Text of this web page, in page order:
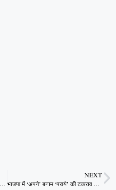
NEXT
भाजपा में ‘अपने’ बनाम ‘पराये’ की टकराव – क्या नेतृत्व समाधान खोज पाएगा?